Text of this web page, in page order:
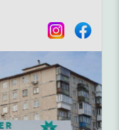
InstagramFacebook